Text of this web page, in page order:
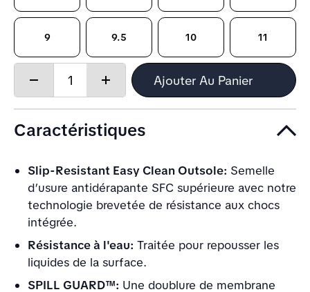
9 9.5 10 11
Quantity:
Increase
Ajouter Au Panier
Caractéristiques
Slip-Resistant Easy Clean Outsole: Semelle
d’usure antidérapante SFC supérieure avec notre
technologie brevetée de résistance aux chocs
intégrée.
Résistance à l'eau: Traitée pour repousser les
liquides de la surface.
SPILL GUARD™: Une doublure de membrane